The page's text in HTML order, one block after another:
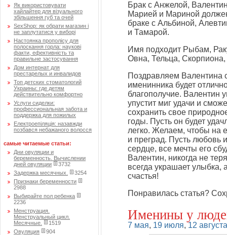
Як використовувати
хайлайтер для візуального
збільшення губ та очей
SexShop: як обрати магазин і
не заплутатися у виборі
Настоянка прополісу для
полоскання горла: наукові
факти, ефективність та
правильне застосування
Дом интернат для
престарелых и инвалидов
Топ детских стоматологий
Украины: где детям
действительно комфортно
Услуги сиделки:
профессиональная забота и
поддержка для пожилых
Електроепіляція: назавжди
позбався небажаного волосся
самые читаемые статьи:
Дни овуляции и
беременность. Вычислении
дней овуляции
3732
Задержка месячных.
3254
Признаки беременности
2988
Выбирайте пол ребенка
2236
Менструация.
Менструальный цикл.
Месячные.
1519
Овуляция
904
Брак с Анжелой,
Марией и Мариной
браке с Альбиной,
и Тамарой.
Имя подходит Рыбам,
Овна, Тельца, Скорпиона,
Поздравляем Валентина
именинника будет
благополучие. Валентин
упустит миг удачи и
сохранить свое
годы. Пусть он будет
легко. Желаем, чтобы на
и преград. Пусть любовь
сердце, все мечты его
Валентин, никогда не
всегда украшает улыбка,
счастья!
Понравилась статья?
Именины у
7 мая, 19 июля,12 августа